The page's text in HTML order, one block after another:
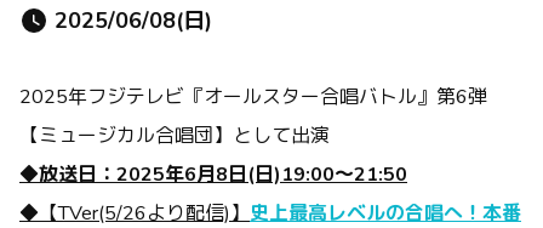
2025/06/08(日)
2025年フジテレビ『オールスター合唱バトル』第6弾
【ミュージカル合唱団】として出演
◆放送日：2025年6月8日(日)19:00～21:50
◆【TVer(5/26より配信)】 史上最高レベルの合唱へ！本番